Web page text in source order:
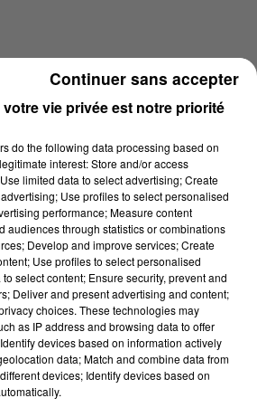
19 sec)
vie privée est notre priorité
do the following data processing based on
interest: Store and/or access
limited data to select advertising; Create
Use profiles to select personalised
performance; Measure content
audiences through statistics or combinations
Develop and improve services; Create
Use profiles to select personalised
select content; Ensure security, prevent and
Deliver and present advertising and content;
choices. These technologies may
as IP address and browsing data to offer
devices based on information actively
data; Match and combine data from
devices; Identify devices based on
Continuer sans accepter